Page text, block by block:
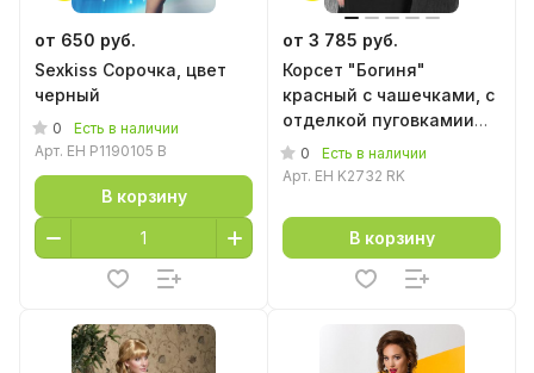
от 650 руб.
Sexkiss Сорочка, цвет
черный
0
Есть в наличии
Арт. EH P1190105 B
В корзину
от 3 785 руб.
Корсет "Богиня"
красный с чашечками, с
отделкой пуговкамии
бантом
0
Есть в наличии
Арт. EH K2732 RK
В корзину